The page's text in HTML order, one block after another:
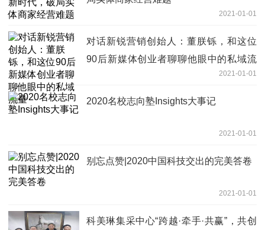
2021-01-01
对话新锐营销创始人：董朕铄，和这位
90后新媒体创业者聊聊他眼中的私域流
2021-01-01
2020名校志向塾Insights大事记
2021-01-01
别忘点赞|2020中国科技交出的完美答卷
2021-01-01
科美琳集采中心“跨越·牵手·共赢”，共创